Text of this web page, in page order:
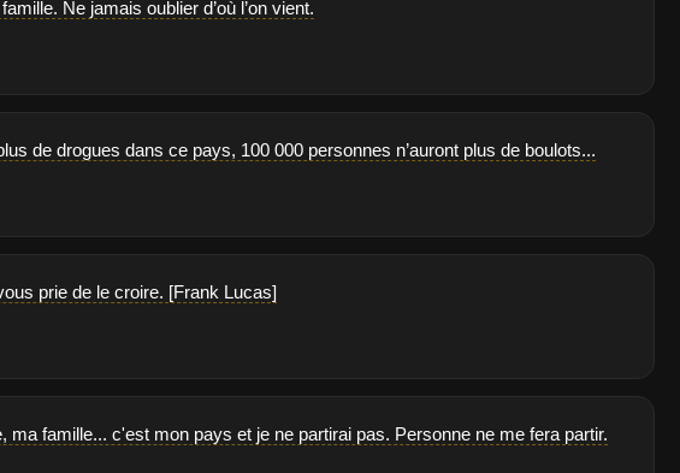
Ne jamais oublier d’où l’on vient.
de drogues dans ce pays, 100 000 personnes n’auront plus de boulots...
prie de le croire. [Frank Lucas]
famille... c'est mon pays et je ne partirai pas. Personne ne me fera partir.